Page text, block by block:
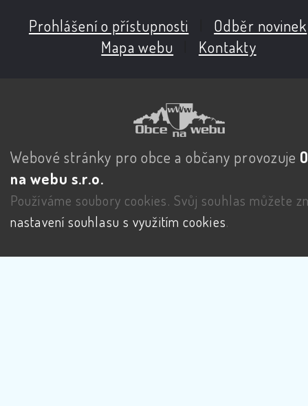
Prohlášení o přístupnosti Odběr novinek
Mapa webu
Kontakty
Webové stránky pro obce a občany provozuje
na webu s.r.o.
Používáme soubory cookies. Svůj souhlas můžete
nastavení souhlasu s využitím cookies.